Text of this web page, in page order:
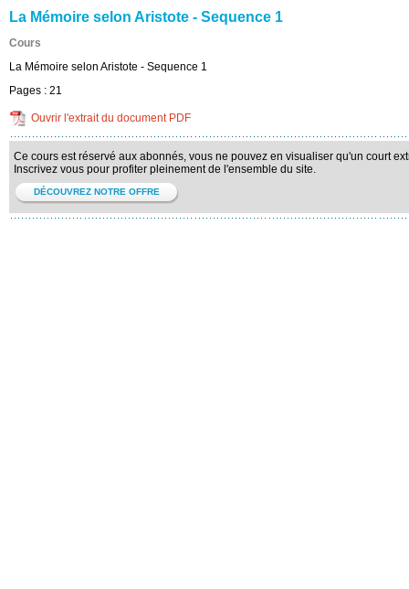
La Mémoire selon Aristote - Sequence 1
Cours
La Mémoire selon Aristote - Sequence 1
Pages : 21
Ouvrir l'extrait du document PDF
Ce cours est réservé aux abonnés, vous ne pouvez en visualiser qu'un court
Inscrivez vous pour profiter pleinement de l'ensemble du site.
DÉCOUVREZ NOTRE OFFRE